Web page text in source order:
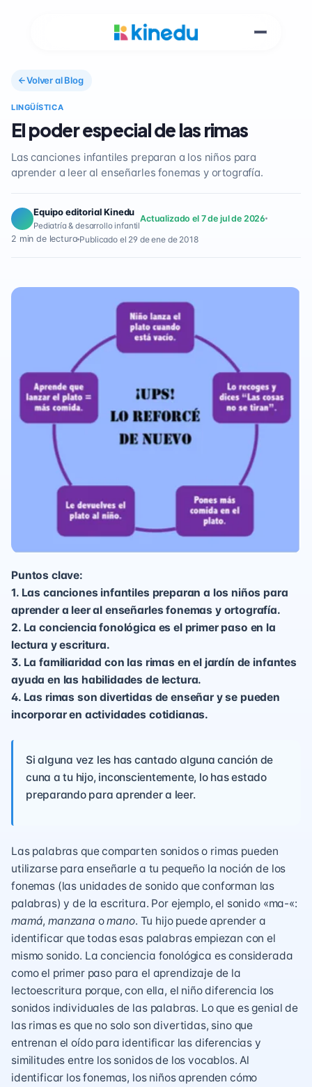
Volver al Blog
LINGÜÍSTICA
El poder especial de las rimas
Las canciones infantiles preparan a los niños para
aprender a leer al enseñarles fonemas y ortografía.
Equipo editorial Kinedu
Pediatría & desarrollo infantil
Actualizado el 7 de jul de 2026
2 min de lectura Publicado el 29 de ene de 2018
Puntos clave:
1. Las canciones infantiles preparan a los niños para
aprender a leer al enseñarles fonemas y ortografía.
2. La conciencia fonológica es el primer paso en la
lectura y escritura.
3. La familiaridad con las rimas en el jardín de infantes
ayuda en las habilidades de lectura.
4. Las rimas son divertidas de enseñar y se pueden
incorporar en actividades cotidianas.
Si alguna vez les has cantado alguna canción de
cuna a tu hijo, inconscientemente, lo has estado
preparando para aprender a leer.
Las palabras que comparten sonidos o rimas pueden
utilizarse para enseñarle a tu pequeño la noción de los
fonemas (las unidades de sonido que conforman las
palabras) y de la escritura. Por ejemplo, el sonido «ma-«:
mamá,manzana omano. Tu hijo puede aprender a
identificar que todas esas palabras empiezan con el
mismo sonido. La conciencia fonológica es considerada
como el primer paso para el aprendizaje de la
lectoescritura porque, con ella, el niño diferencia los
sonidos individuales de las palabras. Lo que es genial de
las rimas es que no solo son divertidas, sino que
entrenan el oído para identificar las diferencias y
similitudes entre los sonidos de los vocablos. Al
identificar los fonemas, los niños aprenden cómo